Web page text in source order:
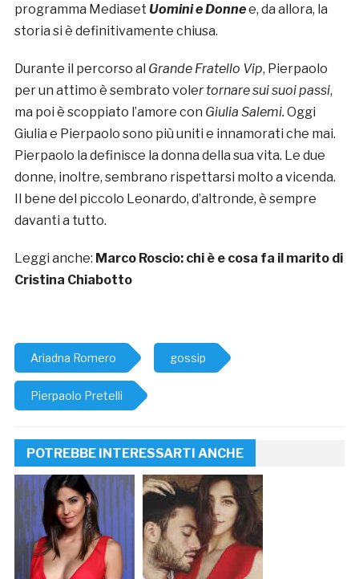
programma Mediaset Uomini e Donnee, da allora, la
storia si è definitivamente chiusa.
Durante il percorso al Grande Fratello Vip, Pierpaolo
per un attimo è sembrato voler tornare sui suoi passi,
ma poi è scoppiato l’amore con Giulia Salemi. Oggi
Giulia e Pierpaolo sono più uniti e innamorati che mai.
Pierpaolo la definisce la donna della sua vita. Le due
donne, inoltre, sembrano rispettarsi molto a vicenda.
Il bene del piccolo Leonardo, d’altronde, è sempre
davanti a tutto.
Leggi anche: Marco Roscio: chi è e cosa fa il marito di
Cristina Chiabotto
Ariadna Romero gossip
Pierpaolo Pretelli
POTREBBE INTERESSARTI ANCHE